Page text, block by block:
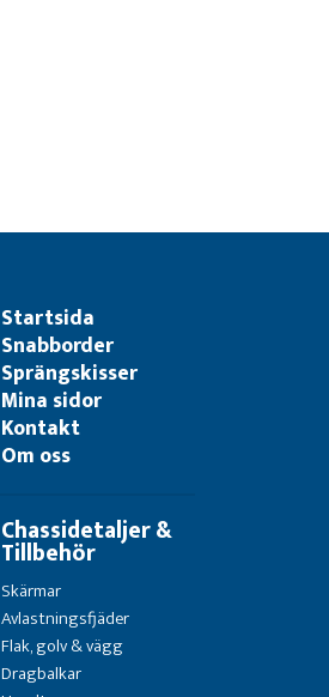
Startsida
Snabborder
Sprängskisser
Mina sidor
Kontakt
Om oss
Chassidetaljer &
Tillbehör
Skärmar
Avlastningsfjäder
Flak, golv & vägg
Dragbalkar